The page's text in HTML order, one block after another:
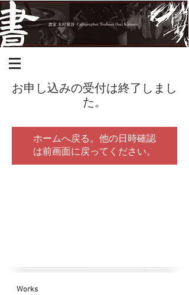
お申し込みの受付は終了しまし
た。
ホームへ戻る。他の日時確認
は前画面に戻ってください。
Works​